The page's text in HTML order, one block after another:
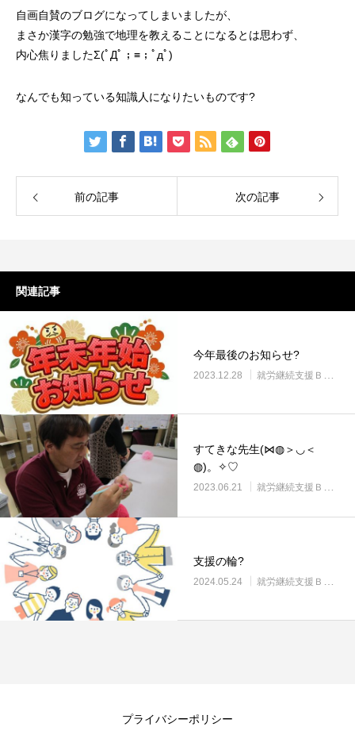
自画自賛のブログになってしまいましたが、
まさか漢字の勉強で地理を教えることになるとは思わず、
内心焦りましたΣ(ﾟДﾟ；≡；ﾟдﾟ)
なんでも知っている知識人になりたいものです?
前の記事 次の記事
関連記事
今年最後のお知らせ?
2023.12.28 就労継続支援Ｂ型・ニコサービス城東センター
すてきな先生(⋈◍＞◡＜
◍)。✧♡
2023.06.21 就労継続支援Ｂ型・ニコサービス城東センター
支援の輪?
2024.05.24 就労継続支援Ｂ型・ニコサービス城東センター
プライバシーポリシー